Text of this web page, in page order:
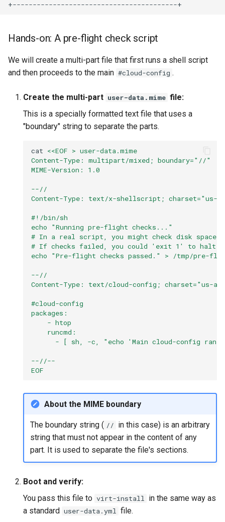
Hands-on: A pre-flight check script
We will create a multi-part file that first runs a shell script
and then proceeds to the main #cloud-config .
Create the multi-part user-data.mime file:
This is a specially formatted text file that uses a
"boundary" string to separate the parts.
cat <<EOF > user-data.mime
Content-Type: multipart/mixed; boundary="//"
MIME-Version: 1.0
--//
Content-Type: text/x-shellscript; charset="us-
#!/bin/sh
echo "Running pre-flight checks..."
# In a real script, you might check disk space
# If checks failed, you could 'exit 1' to halt
echo "Pre-flight checks passed." > /tmp/pre-
--//
Content-Type: text/cloud-config; charset="us-
#cloud-config
packages:
    - htop
    runcmd:
- [ sh, -c, "echo 'Main cloud-config ran
--//--
EOF
About the MIME boundary
The boundary string ( // in this case) is an arbitrary
string that must not appear in the content of any
part. It is used to separate the file's sections.
Boot and verify:
You pass this file to virt-install in the same way as
a standard user-data.yml file.